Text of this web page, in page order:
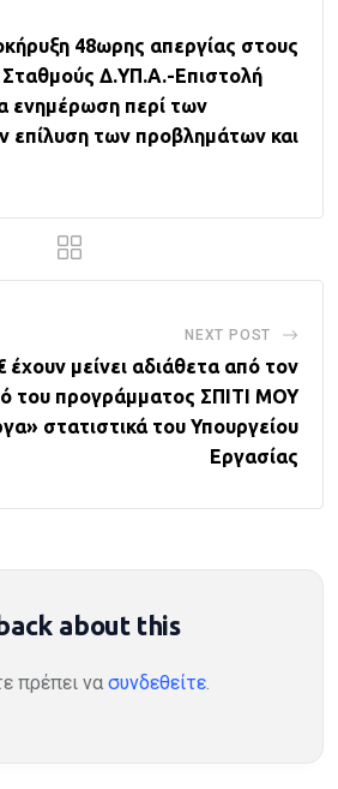
48ωρης απεργίας στους
Δ.ΥΠ.Α.-Επιστολή
ενημέρωση περί των
επίλυση των προβλημάτων και
NEXT POST
έχουν μείνει αδιάθετα από τον
του προγράμματος ΣΠΙΤΙ ΜΟΥ
στατιστικά του Υπουργείου
Εργασίας
about this
πρέπει να συνδεθείτε.